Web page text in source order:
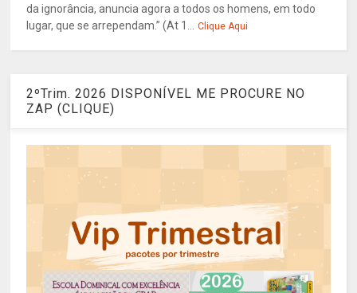
da ignorância, anuncia agora a todos os homens, em todo
lugar, que se arrependam.” (At 1... Clique Aqui
2ºTrim. 2026 DISPONÍVEL ME PROCURE NO
ZAP (CLIQUE)